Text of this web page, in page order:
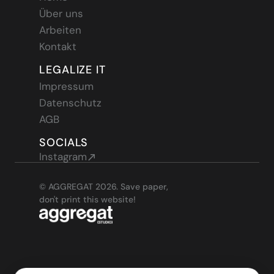
Über uns
Arbeiten
Kontakt
LEGALIZE IT
Impressum
Datenschutz
AGB
SOCIALS
Instagram
© AGGREGAT 2026. Save paper,
don't print this website!